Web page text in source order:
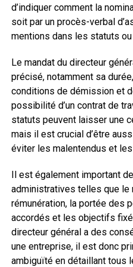
d’indiquer comment la
soit par un procès-verbal
mentions dans les statuts ou
Le mandat du directeur
précisé, notamment sa
conditions de démission et
possibilité d’un contrat de
statuts peuvent laisser une
mais il est crucial d’être
éviter les malentendus et
Il est également important
administratives telles que le
rémunération, la portée des
accordés et les objectifs
directeur général a des
une entreprise, il est donc
ambiguïté en détaillant tous